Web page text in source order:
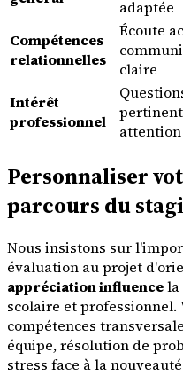
adaptée
Compétences
relationnelles
Écoute
claire
Intérêt
professionnel
Personnaliser
parcours du
Nous insistons sur
évaluation au projet
appréciation influencela
scolaire et professionnel.
compétences
équipe, résolution de
stress face à la